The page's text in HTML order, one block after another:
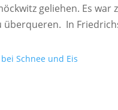
gelie­hen. Es
über­que­ren. In
Schnee und Eis